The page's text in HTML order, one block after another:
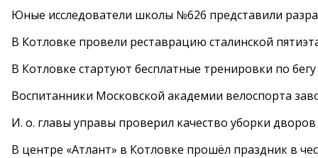
Юные исследователи школы №626 представили
В Котловке провели реставрацию сталинской
В Котловке стартуют бесплатные тренировки по
Воспитанники Московской академии велоспорта
И. о. главы управы проверил качество уборки
В центре «Атлант» в Котловке прошёл праздник в